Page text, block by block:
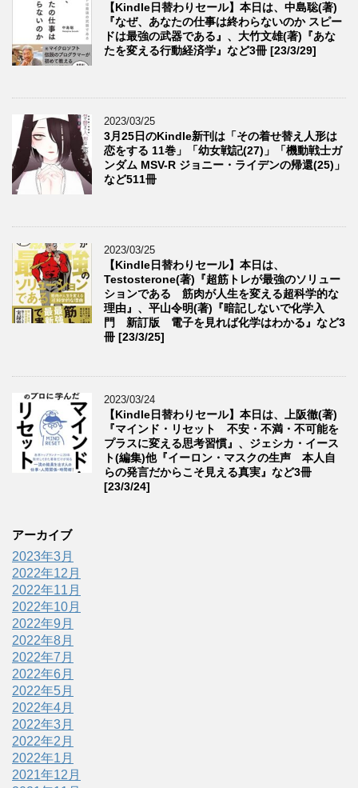
【Kindle日替わりセール】本日は、中島聡(著)
『なぜ、あなたの仕事は終わらないのか スピー
ドは最強の武器である』、大竹文雄(著)『あな
たを変える行動経済学』など3冊 [23/3/29]
2023/03/25
3月25日のKindle新刊は「その着せ替え人形は
恋をする 11巻」「幼女戦記(27)」「機動戦士ガ
ンダム MSV-R ジョニー・ライデンの帰還(25)」
など511冊
2023/03/25
【Kindle日替わりセール】本日は、
Testosterone(著)『超筋トレが最強のソリュー
ションである 筋肉が人生を変える超科学的な
理由』、平山令明(著)『暗記しないで化学入
門 新訂版 電子を見れば化学はわかる』など3
冊 [23/3/25]
2023/03/24
【Kindle日替わりセール】本日は、上阪徹(著)
『マインド・リセット 不安・不満・不可能を
プラスに変える思考習慣』、ジェシカ・イース
ト(編集)他『イーロン・マスクの生声 本人自
らの発言だからこそ見える真実』など3冊
[23/3/24]
アーカイブ
2023年3月
2022年12月
2022年11月
2022年10月
2022年9月
2022年8月
2022年7月
2022年6月
2022年5月
2022年4月
2022年3月
2022年2月
2022年1月
2021年12月